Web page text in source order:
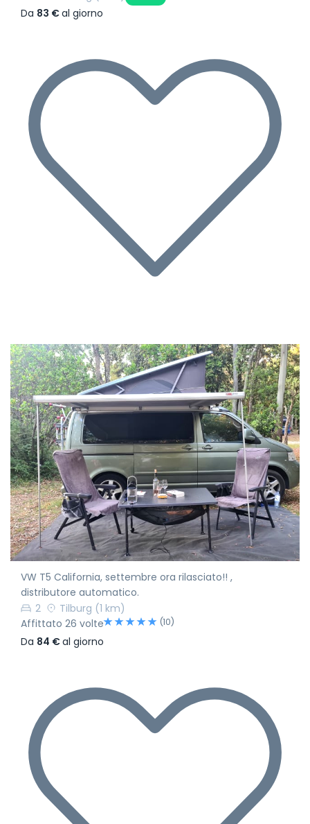
Da 83 €al giorno
VW T5 California, settembre ora rilasciato!! ,
distributore automatico.
2
Tilburg (1 km)
Affittato 26 volte
(10)
Da 84 €al giorno